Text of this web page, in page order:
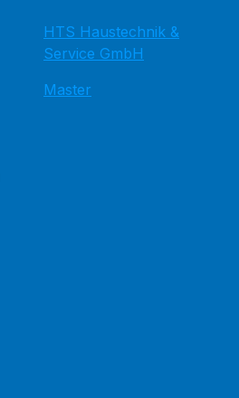
HTS Haustechnik &
Service GmbH
Master